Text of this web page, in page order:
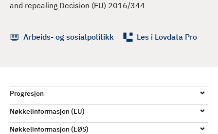
and repealing Decision (EU) 2016/344
Arbeids- og sosialpolitikk Les i Lovdata Pro
Progresjon
Nøkkelinformasjon (EU)
Nøkkelinformasjon (EØS)